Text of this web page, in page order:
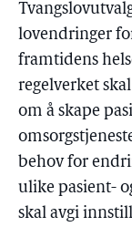
lovendringer
framtidens
regelverket
om å skape
behov for
ulike pasient-
skal avgi